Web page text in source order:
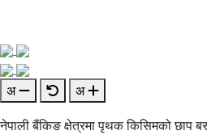
अ
अ
नेपाली बैंकिङ क्षेत्रमा पृथक किसिमको छाप